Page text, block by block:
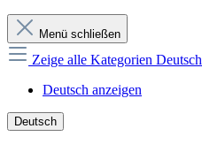
Menü schließen
Zeige alle Kategorien Deutsch
Deutsch anzeigen
Deutsch